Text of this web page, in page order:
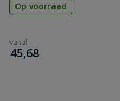
Op voorraad
vanaf
€
45,68